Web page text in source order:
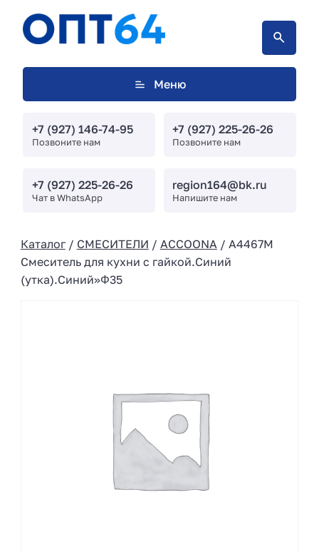
Меню
+7 (927) 146-74-95
Позвоните нам
+7 (927) 225-26-26
Позвоните нам
+7 (927) 225-26-26
Чат в WhatsApp
region164@bk.ru
Напишите нам
Каталог/ СМЕСИТЕЛИ / ACCOONA / A4467M
Смеситель для кухни с гайкой.Синий
(утка).Синий»Φ35